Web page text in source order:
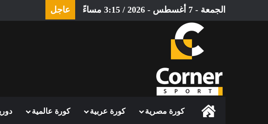
الجمعة - 7 أغسطس - 2026 / 3:15 مساءً عاجل
الرئيسيةكورة مصرية كورة عربية كورة عالمية